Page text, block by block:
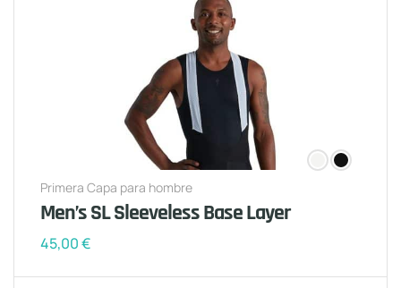
Primera Capa para hombre
Men’s SL Sleeveless Base Layer
45,00€